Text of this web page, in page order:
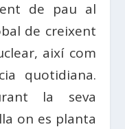
de pau al
de creixent
així com
quotidiana.
la seva
on es planta